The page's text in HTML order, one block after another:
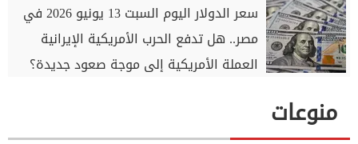
سعر الدولار اليوم السبت 13 يونيو 2026 في
مصر.. هل تدفع الحرب الأمريكية الإيرانية
العملة الأمريكية إلى موجة صعود جديدة؟
منوعات